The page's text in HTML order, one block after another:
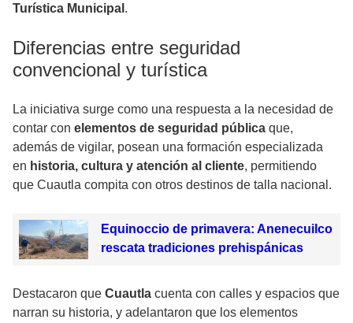
Turística Municipal .
Diferencias entre seguridad
convencional y turística
La iniciativa surge como una respuesta a la necesidad de
contar con elementos de seguridad pública que,
además de vigilar, posean una formación especializada
en historia, cultura y atención al cliente, permitiendo
que Cuautla compita con otros destinos de talla nacional.
Equinoccio de primavera: Anenecuilco
rescata tradiciones prehispánicas
Destacaron que Cuautla cuenta con calles y espacios que
narran su historia, y adelantaron que los elementos